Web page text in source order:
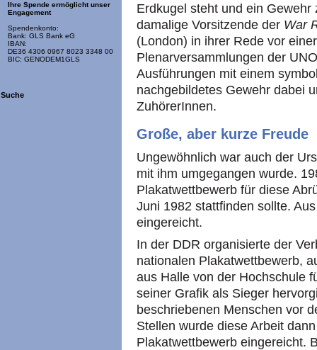
Ihre Spende ermöglicht unser
Engagement
Spendenkonto:
Bank: GLS Bank eG
IBAN:
DE36 4306 0967 8023 3348 00
BIC: GENODEM1GLS
Suche
Erdkugel steht und ein
damalige Vorsitzende der War
(London) in ihrer Rede vor
Plenarversammlungen der
Ausführungen mit einem
nachgebildetes Gewehr dabei
ZuhörerInnen.
Große, aber kurze Freude
Ungewöhnlich war auch der
mit ihm umgegangen wurde.
Plakatwettbewerb für diese
Juni 1982 stattfinden sollte.
eingereicht.
In der DDR organisierte der
nationalen Plakatwettbewerb,
aus Halle von der Hochschule
seiner Grafik als Sieger
beschriebenen Menschen vor
Stellen wurde diese Arbeit
Plakatwettbewerb eingereicht.